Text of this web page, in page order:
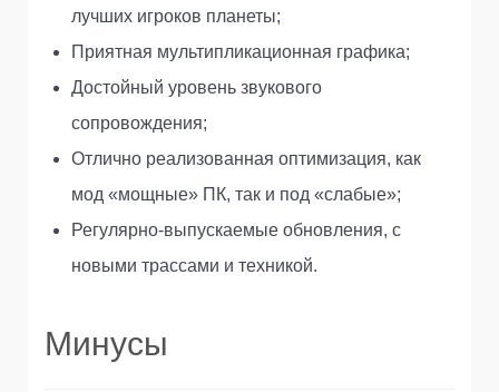
лучших игроков планеты;
Приятная мультипликационная графика;
Достойный уровень звукового
сопровождения;
Отлично реализованная оптимизация, как
мод «мощные» ПК, так и под «слабые»;
Регулярно-выпускаемые обновления, с
новыми трассами и техникой.
Минусы